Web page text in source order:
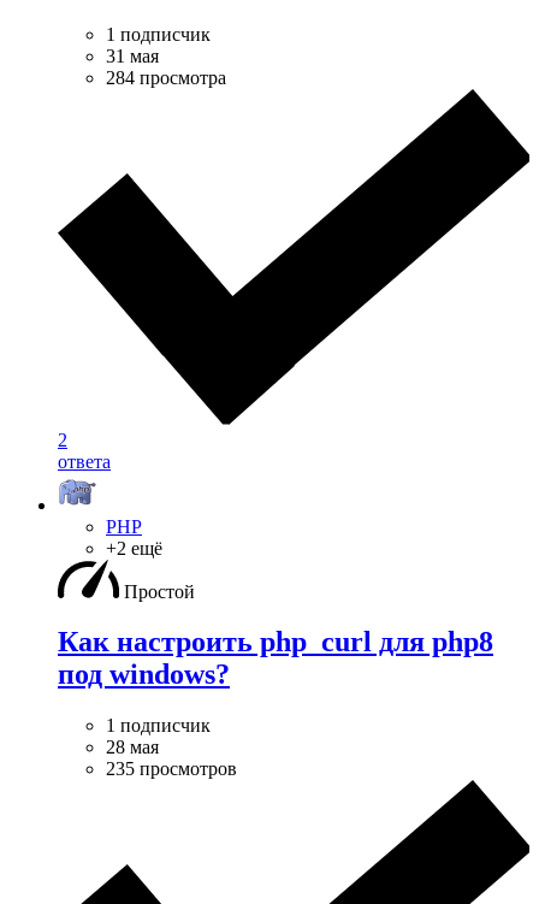
1 подписчик
31 мая
284 просмотра
2
ответа
PHP
+2 ещё
Простой
Как настроить php_curl для php8
под windows?
1 подписчик
28 мая
235 просмотров